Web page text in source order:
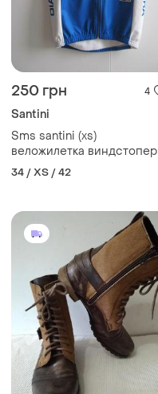
250 грн 4
Santini
Sms santini (xs)
веложилетка виндстопер
34 / XS / 42